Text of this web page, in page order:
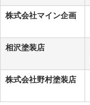
株式会社マイン企画
相沢塗装店
株式会社野村塗装店